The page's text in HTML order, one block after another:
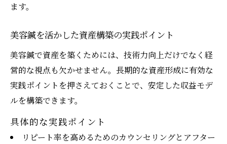
自分らしい資産設計へつなげる美容鍼の魅力
美容鍼で描く自分らしい資産設計の第一歩
美容鍼が自分の資産形成に与える好影響と
は
美容鍼を通じた将来の安定資産づくりのコ
ツ
美容鍼の魅力が資産設計に活かせる理由
ます。
美容鍼を活かした資産構築の実践ポイント
美容鍼で資産を築くためには、技術力向上だけでなく経
営的な視点も欠かせません。長期的な資産形成に有効な
実践ポイントを押さえておくことで、安定した収益モデ
ルを構築できます。
具体的な実践ポイント
リピート率を高めるためのカウンセリングとアフター